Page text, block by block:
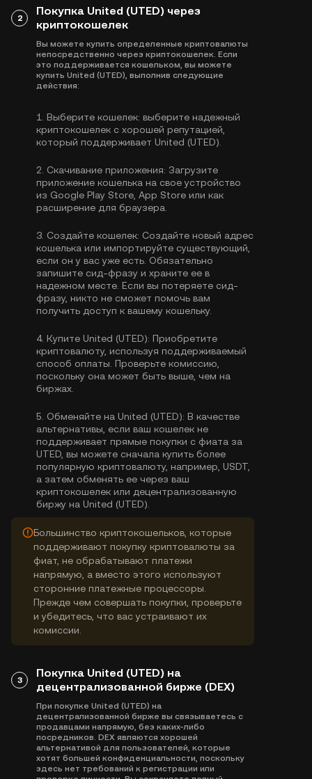
2
Покупка United (UTED) через
криптокошелек
Вы можете купить определенные криптовалюты
непосредственно через криптокошелек. Если
это поддерживается кошельком, вы можете
купить United (UTED), выполнив следующие
действия:
1. Выберите кошелек: выберите надежный
криптокошелек с хорошей репутацией,
который поддерживает United (UTED).
2. Скачивание приложения: Загрузите
приложение кошелька на свое устройство
из Google Play Store, App Store или как
расширение для браузера.
3. Создайте кошелек: Создайте новый адрес
кошелька или импортируйте существующий,
если он у вас уже есть. Обязательно
запишите сид-фразу и храните ее в
надежном месте. Если вы потеряете сид-
фразу, никто не сможет помочь вам
получить доступ к вашему кошельку.
4. Купите United (UTED): Приобретите
криптовалюту, используя поддерживаемый
способ оплаты. Проверьте комиссию,
поскольку она может быть выше, чем на
биржах.
5. Обменяйте на United (UTED): В качестве
альтернативы, если ваш кошелек не
поддерживает прямые покупки с фиата за
UTED, вы можете сначала купить более
популярную криптовалюту, например, USDT,
а затем обменять ее через ваш
криптокошелек или децентрализованную
биржу на United (UTED).
Большинство криптокошельков, которые
поддерживают покупку криптовалюты за
фиат, не обрабатывают платежи
напрямую, а вместо этого используют
сторонние платежные процессоры.
Прежде чем совершать покупки, проверьте
и убедитесь, что вас устраивают их
комиссии.
3
Покупка United (UTED) на
децентрализованной бирже (DEX)
При покупке United (UTED) на
децентрализованной бирже вы связываетесь с
продавцами напрямую, без каких-либо
посредников. DEX являются хорошей
альтернативой для пользователей, которые
хотят большей конфиденциальности, поскольку
здесь нет требований к регистрации или